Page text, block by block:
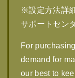
※設定方法詳
サポートセン
For
demand for
our best to